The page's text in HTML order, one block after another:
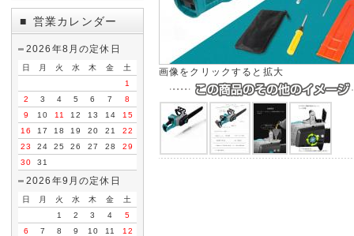
■ 営業カレンダー
2026年8月の定休日
日 月 火 水 木 金
土
1
2
3 4 5 6 7
8
9
10 11 12 13 14
15
16
17 18 19 20 21
22
23
24 25 26 27 28
29
30
31
2026年9月の定休日
日 月 火 水 木 金
土
1
2 3 4
5
6
7 8 9 10 11
12
画像をクリックすると拡大